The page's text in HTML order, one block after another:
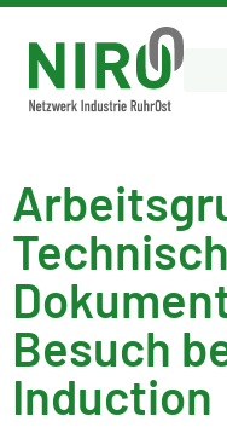
Besuch
Induction